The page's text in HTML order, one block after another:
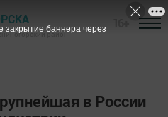
район
в России
закрытие баннера через